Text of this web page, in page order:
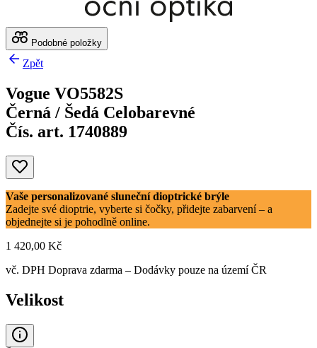
Podobné položky
Zpět
Vogue VO5582S
Černá / Šedá Celobarevné
Čís. art. 1740889
Vaše personalizované sluneční dioptrické brýle
Zadejte své dioptrie, vyberte si čočky, přidejte zabarvení – a
objednejte si je pohodlně online.
1 420,00 Kč
vč. DPH Doprava zdarma – Dodávky pouze na území ČR
Velikost